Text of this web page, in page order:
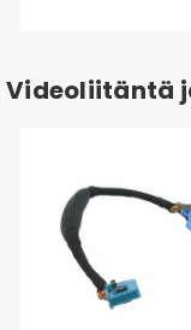
Videoliitäntä